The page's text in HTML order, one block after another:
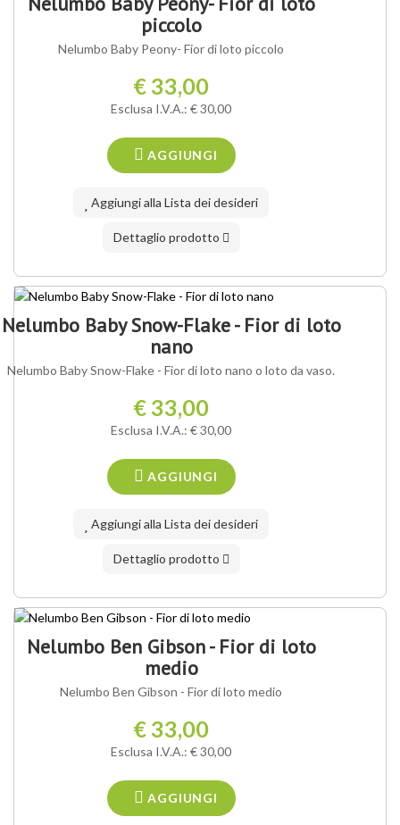
piccolo
Nelumbo Baby Peony- Fior di loto piccolo
€ 33,00
Esclusa I.V.A.: € 30,00
AGGIUNGI
Aggiungi alla Lista dei desideri
Dettaglio prodotto
Nelumbo Baby Snow-Flake - Fior di loto
nano
Nelumbo Baby Snow-Flake - Fior di loto nano o loto da vaso.
€ 33,00
Esclusa I.V.A.: € 30,00
AGGIUNGI
Aggiungi alla Lista dei desideri
Dettaglio prodotto
Nelumbo Ben Gibson - Fior di loto
medio
Nelumbo Ben Gibson - Fior di loto medio
€ 33,00
Esclusa I.V.A.: € 30,00
AGGIUNGI